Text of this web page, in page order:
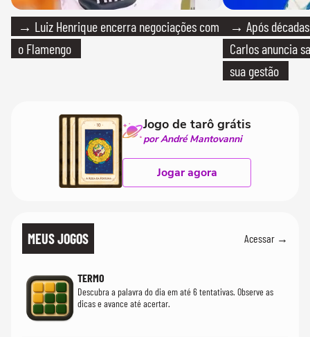
→ Luiz Henrique encerra negociações com
o Flamengo
→ Após
Carlos anuncia
sua gestão
Jogo de tarô grátis
por André Mantovanni
Jogar agora
MEUS JOGOS Acessar →
TERMO
Descubra a palavra do dia em até 6 tentativas. Observe as
dicas e avance até acertar.